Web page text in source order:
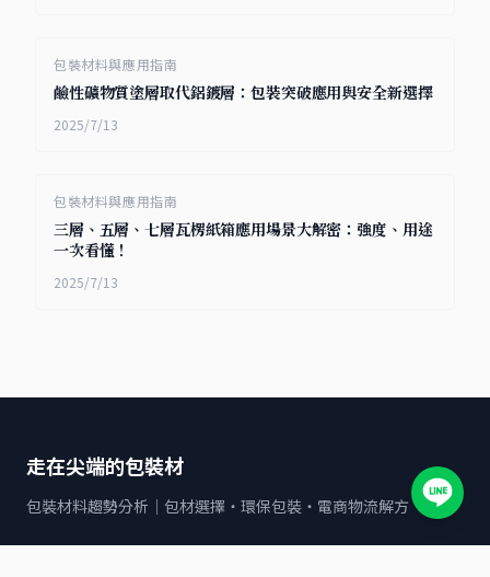
包裝材料與應用指南
鹼性礦物質塗層取代鋁鍍層：包裝突破應用與安全新選擇
2025/7/13
包裝材料與應用指南
三層、五層、七層瓦楞紙箱應用場景大解密：強度、用途
一次看懂！
2025/7/13
走在尖端的包裝材
包裝材料趨勢分析｜包材選擇・環保包裝・電商物流解方